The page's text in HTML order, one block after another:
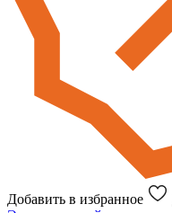
Добавить в избранное